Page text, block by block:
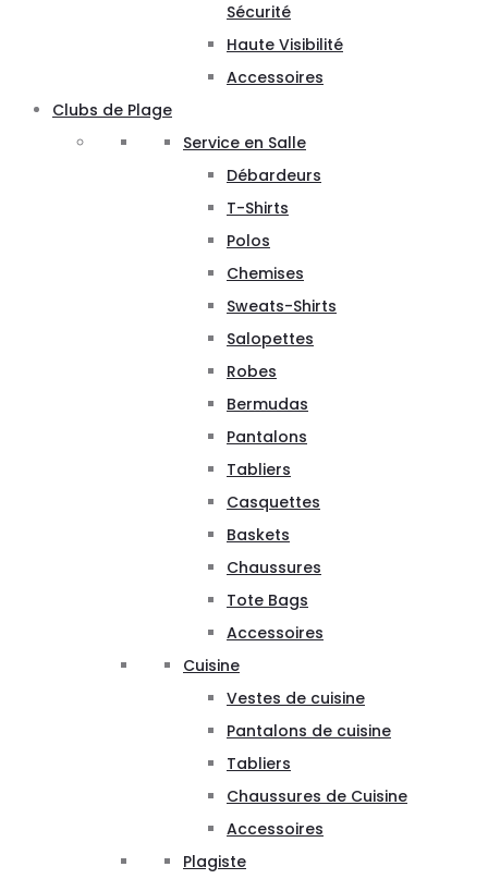
Sécurité
Haute Visibilité
Accessoires
Clubs de Plage
Service en Salle
Débardeurs
T-Shirts
Polos
Chemises
Sweats-Shirts
Salopettes
Robes
Bermudas
Pantalons
Tabliers
Casquettes
Baskets
Chaussures
Tote Bags
Accessoires
Cuisine
Vestes de cuisine
Pantalons de cuisine
Tabliers
Chaussures de Cuisine
Accessoires
Plagiste